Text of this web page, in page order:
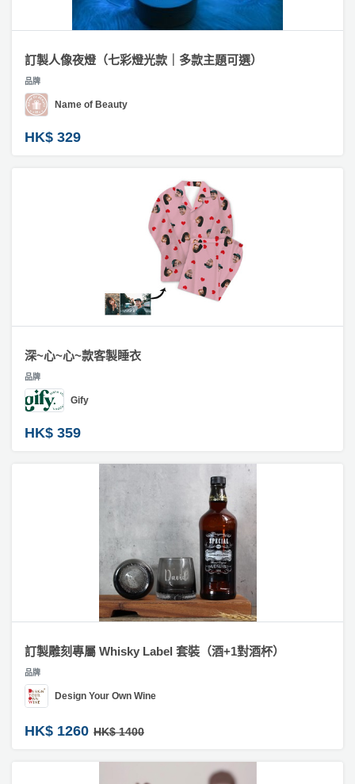
訂製人像夜燈（七彩燈光款｜多款主題可選）
品牌
Name of Beauty
HK$ 329
深~心~心~款客製睡衣
品牌
Gify
HK$ 359
訂製雕刻專屬 Whisky Label 套裝（酒+1對酒杯）
品牌
Design Your Own Wine
HK$ 1260 HK$ 1400